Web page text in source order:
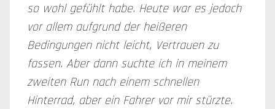
so wohl gefühlt habe. Heute war es jedoch
vor allem aufgrund der heißeren
Bedingungen nicht leicht, Vertrauen zu
fassen. Aber dann suchte ich in meinem
zweiten Run nach einem schnellen
Hinterrad, aber ein Fahrer vor mir stürzte.